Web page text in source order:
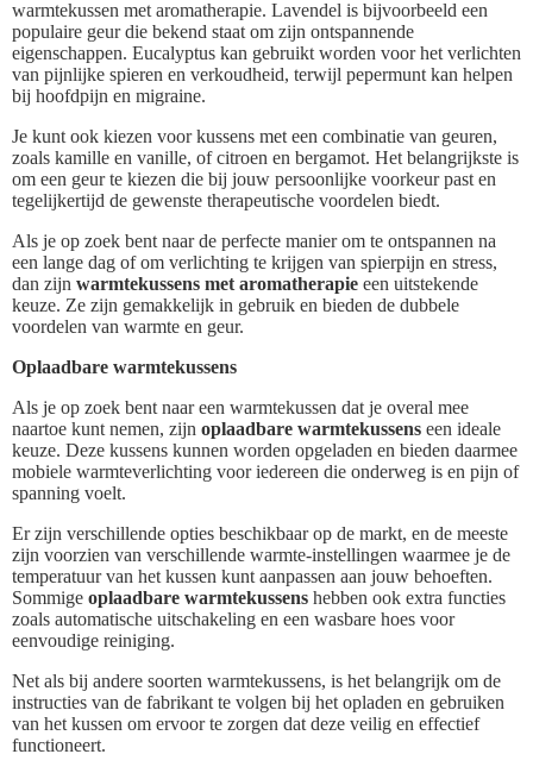
warmtekussen met aromatherapie. Lavendel is bijvoorbeeld een
populaire geur die bekend staat om zijn ontspannende
eigenschappen. Eucalyptus kan gebruikt worden voor het verlichten
van pijnlijke spieren en verkoudheid, terwijl pepermunt kan helpen
bij hoofdpijn en migraine.
Je kunt ook kiezen voor kussens met een combinatie van geuren,
zoals kamille en vanille, of citroen en bergamot. Het belangrijkste is
om een geur te kiezen die bij jouw persoonlijke voorkeur past en
tegelijkertijd de gewenste therapeutische voordelen biedt.
Als je op zoek bent naar de perfecte manier om te ontspannen na
een lange dag of om verlichting te krijgen van spierpijn en stress,
dan zijn warmtekussens met aromatherapie een uitstekende
keuze. Ze zijn gemakkelijk in gebruik en bieden de dubbele
voordelen van warmte en geur.
Oplaadbare warmtekussens
Als je op zoek bent naar een warmtekussen dat je overal mee
naartoe kunt nemen, zijn oplaadbare warmtekussens een ideale
keuze. Deze kussens kunnen worden opgeladen en bieden daarmee
mobiele warmteverlichting voor iedereen die onderweg is en pijn of
spanning voelt.
Er zijn verschillende opties beschikbaar op de markt, en de meeste
zijn voorzien van verschillende warmte-instellingen waarmee je de
temperatuur van het kussen kunt aanpassen aan jouw behoeften.
Sommige oplaadbare warmtekussens hebben ook extra functies
zoals automatische uitschakeling en een wasbare hoes voor
eenvoudige reiniging.
Net als bij andere soorten warmtekussens, is het belangrijk om de
instructies van de fabrikant te volgen bij het opladen en gebruiken
van het kussen om ervoor te zorgen dat deze veilig en effectief
functioneert.